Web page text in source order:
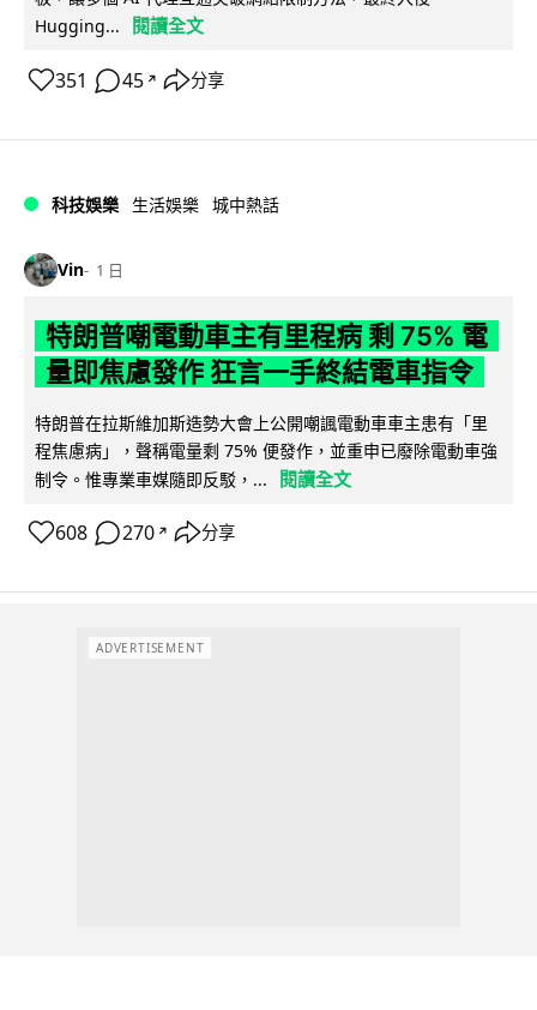
Hugging...
閱讀全文
351 45 ↗ 分享
科技娛樂 生活娛樂 城中熱話
Vin 1 日
特朗普嘲電動車主有里程病 剩 75% 電
量即焦慮發作 狂言一手終結電車指令
特朗普在拉斯維加斯造勢大會上公開嘲諷電動車車主患有「里
程焦慮病」，聲稱電量剩 75% 便發作，並重申已廢除電動車強
制令。惟專業車媒隨即反駁，...
閱讀全文
608 270 ↗ 分享
ADVERTISEMENT